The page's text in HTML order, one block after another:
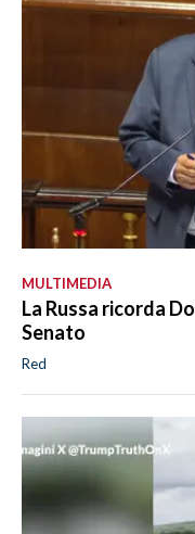
MULTIMEDIA
La Russa ricorda
Senato
Red